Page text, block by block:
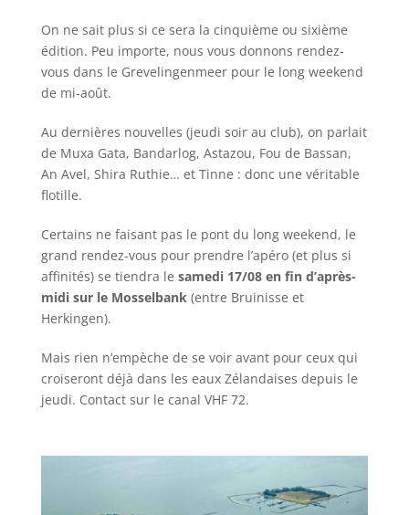
On ne sait plus si ce sera la cinquième ou sixième
édition. Peu importe, nous vous donnons rendez-
vous dans le Grevelingenmeer pour le long weekend
de mi-août.
Au dernières nouvelles (jeudi soir au club), on parlait
de Muxa Gata, Bandarlog, Astazou, Fou de Bassan,
An Avel, Shira Ruthie… et Tinne : donc une véritable
flotille.
Certains ne faisant pas le pont du long weekend, le
grand rendez-vous pour prendre l’apéro (et plus si
affinités) se tiendra le samedi 17/08 en fin d’après-
midi sur le Mosselbank(entre Bruinisse et
Herkingen).
Mais rien n’empèche de se voir avant pour ceux qui
croiseront déjà dans les eaux Zélandaises depuis le
jeudi. Contact sur le canal VHF 72.